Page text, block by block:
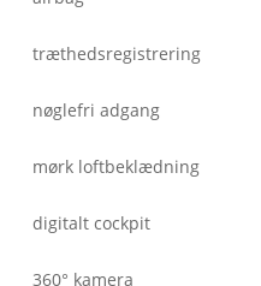
træthedsregistrering
nøglefri adgang
mørk loftbeklædning
digitalt cockpit
360° kamera